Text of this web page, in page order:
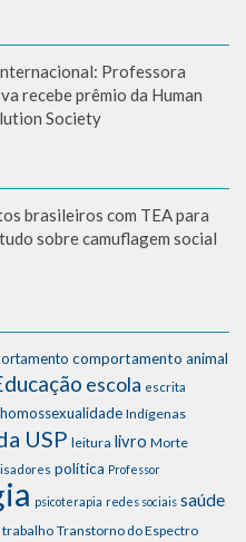
Professora
recebe prêmio da Human
Society
brasileiros com TEA para
sobre camuflagem social
comportamento animal
escola escrita
homossexualidade Indígenas
USP leitura livro Morte
política Professor
psicoterapia redes sociais saúde
trabalho Transtorno do Espectro